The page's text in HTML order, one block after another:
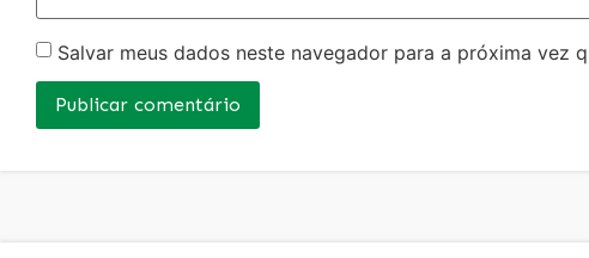
Salvar meus dados neste navegador para a próxima vez